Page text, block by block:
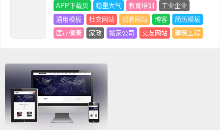
APP下载页
稳重大气 教育培训
工业企业
通用模板
社交网站 招聘网站 博客
简历模板
医疗健康
家政 搬家公司 交友网站 建筑工程